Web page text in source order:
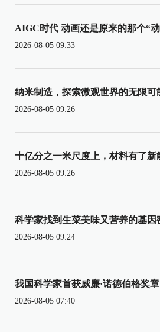
AIGC时代 动画还是原来的那个“
2026-08-05 09:33
纳米制造，探索微观世界的无限可
2026-08-05 09:26
十亿分之一米尺度上，材料有了新
2026-08-05 09:26
科学家找到生菜美味又营养的基因
2026-08-05 09:24
我国科学家首获威廉·诺德伯格奖章
2026-08-05 07:40